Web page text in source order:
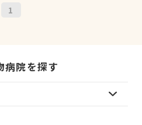
1
病院を探す